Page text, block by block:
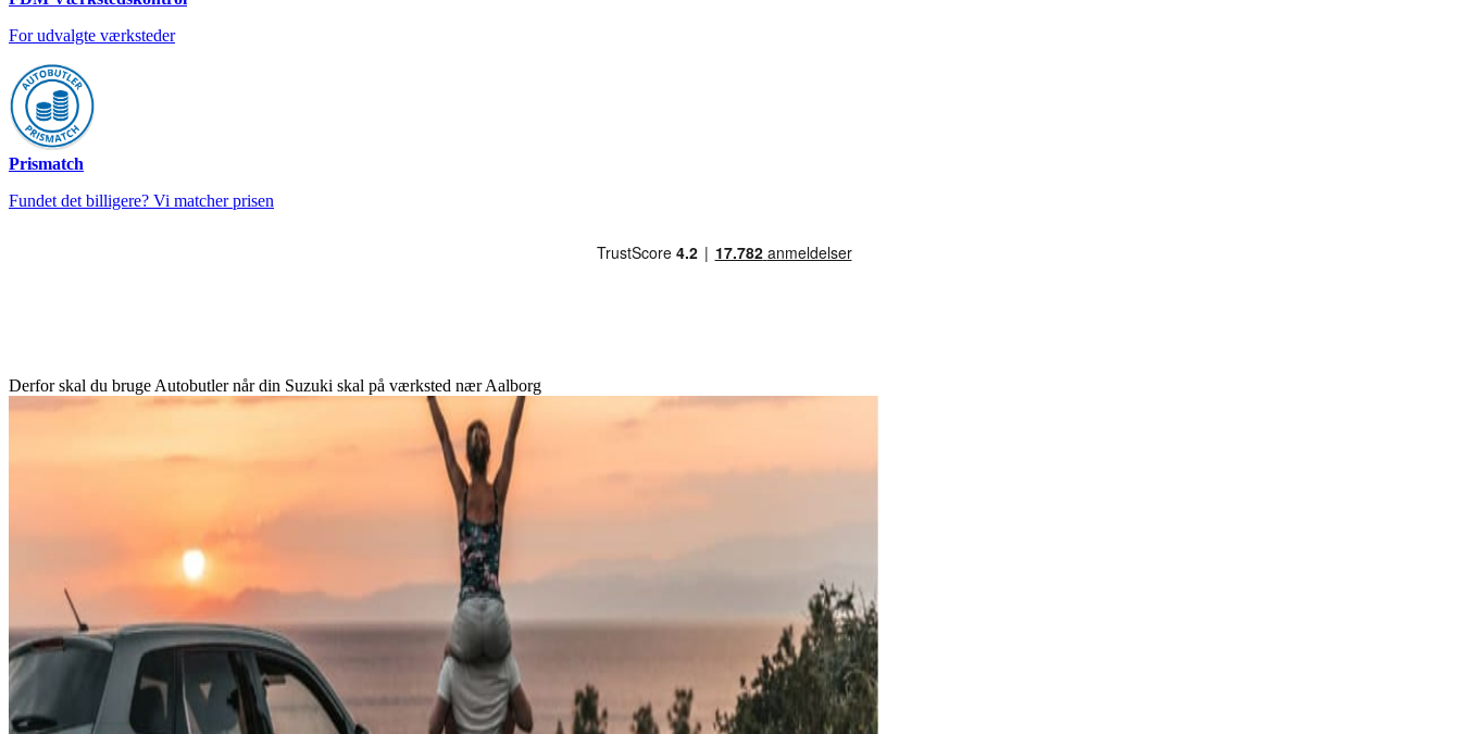
For udvalgte værksteder
Prismatch
Fundet det billigere? Vi matcher prisen
Derfor skal du bruge Autobutler når din Suzuki skal på værksted nær Aalborg